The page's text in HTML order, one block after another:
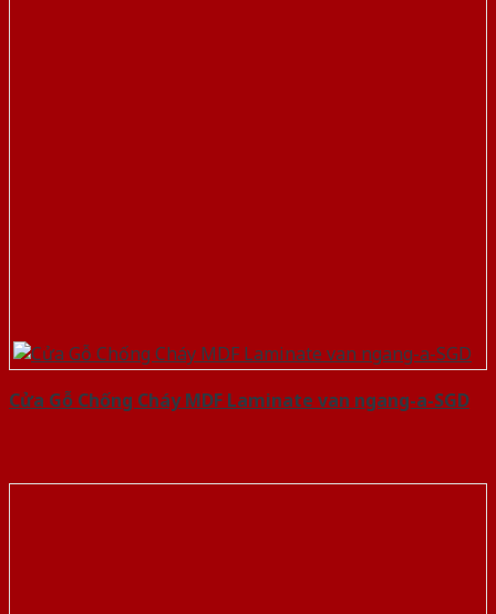
Cửa Gỗ Chống Cháy MDF Laminate van ngang-a-SGD